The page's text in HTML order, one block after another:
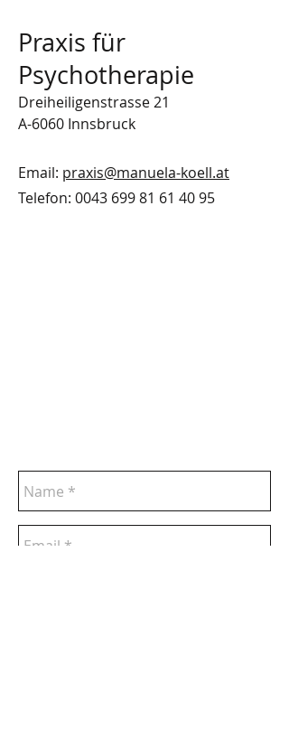
Praxis für
Psychotherapie
Dreiheiligenstrasse 21
A-6060 Innsbruck
​Email: praxis@manuela-koell.at
Telefon: 0043 69981 61 40 95